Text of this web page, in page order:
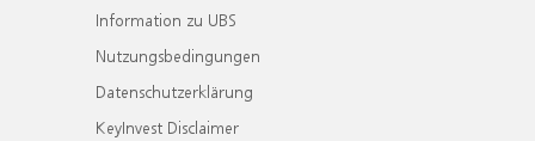
Information zu UBS
Nutzungsbedingungen
Datenschutzerklärung
KeyInvest Disclaimer